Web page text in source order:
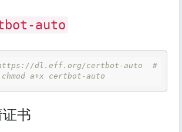
auto
https://dl.eff.org/certbot-auto  #
chmod a+x certbot-auto
书